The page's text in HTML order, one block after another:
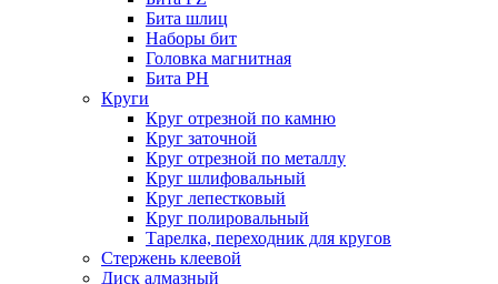
Бита шлиц
Наборы бит
Головка магнитная
Бита PH
Круги
Круг отрезной по камню
Круг заточной
Круг отрезной по металлу
Круг шлифовальный
Круг лепестковый
Круг полировальный
Тарелка, переходник для кругов
Стержень клеевой
Диск алмазный